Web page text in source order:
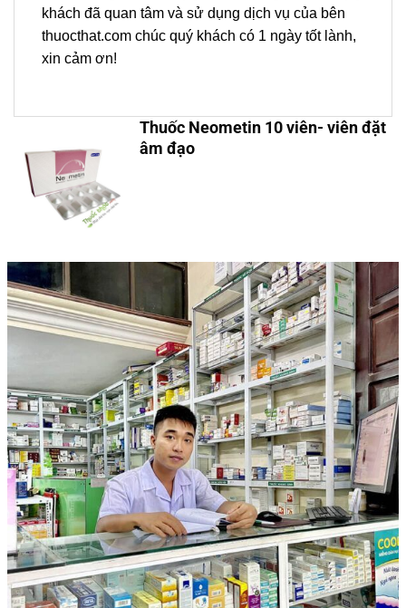
khách đã quan tâm và sử dụng dịch vụ của bên
thuocthat.com chúc quý khách có 1 ngày tốt lành,
xin cảm ơn!
Thuốc Neometin 10 viên- viên đặt
âm đạo